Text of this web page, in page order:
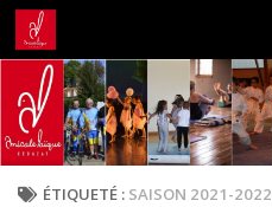
Skip to content
ÉTIQUETÉ : SAISON 2021-2022